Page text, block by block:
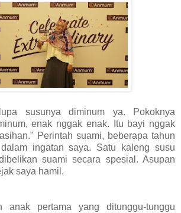
susunya diminum ya. Pokoknya
enak nggak enak. Itu bayi nggak
Perintah suami, beberapa tahun
ingatan saya. Satu kaleng susu
suami secara spesial. Asupan
saya hamil.
anak pertama yang ditunggu-tunggu